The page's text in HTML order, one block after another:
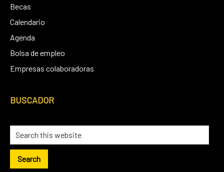
Becas
Calendario
Agenda
Bolsa de empleo
Empresas colaboradoras
BUSCADOR